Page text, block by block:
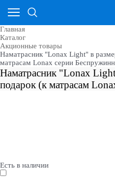
Главная
Каталог
Акционные товары
Наматрасник "Lonax Light" в
матрасам Lonax серии
Наматрасник "Lonax
подарок (к матрасам
Есть в наличии